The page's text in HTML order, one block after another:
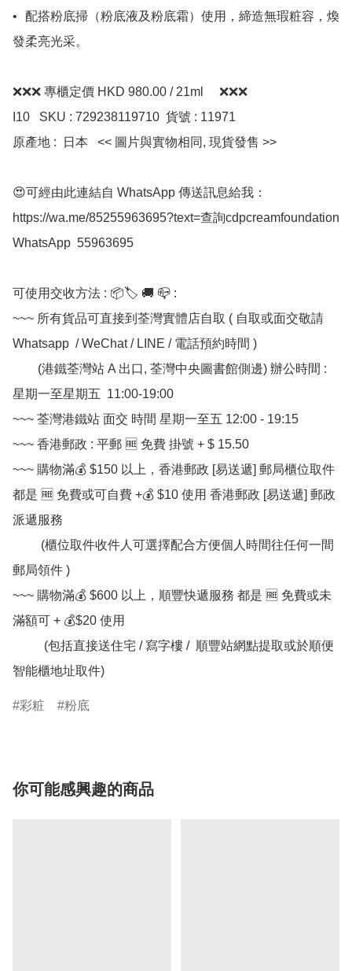
•	配搭粉底掃（粉底液及粉底霜）使用，締造無瑕粧容，煥
發柔亮光采。
❌❌❌ 專櫃定價 HKD 980.00 / 21ml     ❌❌❌
I10   SKU : 729238119710  貨號 : 11971
原產地 :  日本   << 圖片與實物相同, 現貨發售 >>
😍可經由此連結自 WhatsApp 傳送訊息給我：
https://wa.me/85255963695?text=查詢cdpcreamfoundation
WhatsApp  55963695
可使用交收方法 : 📦🏷 🚚 📪 :
~~~ 所有貨品可直接到荃灣實體店自取 ( 自取或面交敬請
Whatsapp  / WeChat / LINE / 電話預約時間 )
星期一至星期五  11:00-19:00
~~~ 荃灣港鐵站 面交 時間 星期一至五 12:00 - 19:15
~~~ 香港郵政 : 平郵 🆓 免費 掛號 + $ 15.50
~~~ 購物滿💰 $150 以上，香港郵政 [易送遞] 郵局櫃位取件
都是 🆓 免費或可自費 +💰 $10 使用 香港郵政 [易送遞] 郵政
派遞服務
郵局領件 )
~~~ 購物滿💰 $600 以上，順豐快遞服務 都是 🆓 免費或未
滿額可 + 💰$20 使用
彩粧 粉底
你可能感興趣的商品